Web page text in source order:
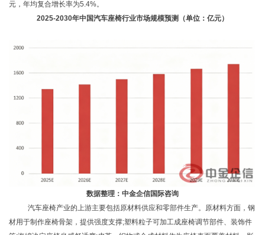
元，年均复合增长率为5.4%。
2025-2030年中国汽车座椅行业市场规模预测（单位：亿元）
数据整理：中金企信国际咨询
汽车座椅产业的上游主要包括原材料供应和零部件生产。原材料方面，钢
材用于制作座椅骨架，提供强度支撑;塑料粒子可加工成座椅调节部件、装饰件